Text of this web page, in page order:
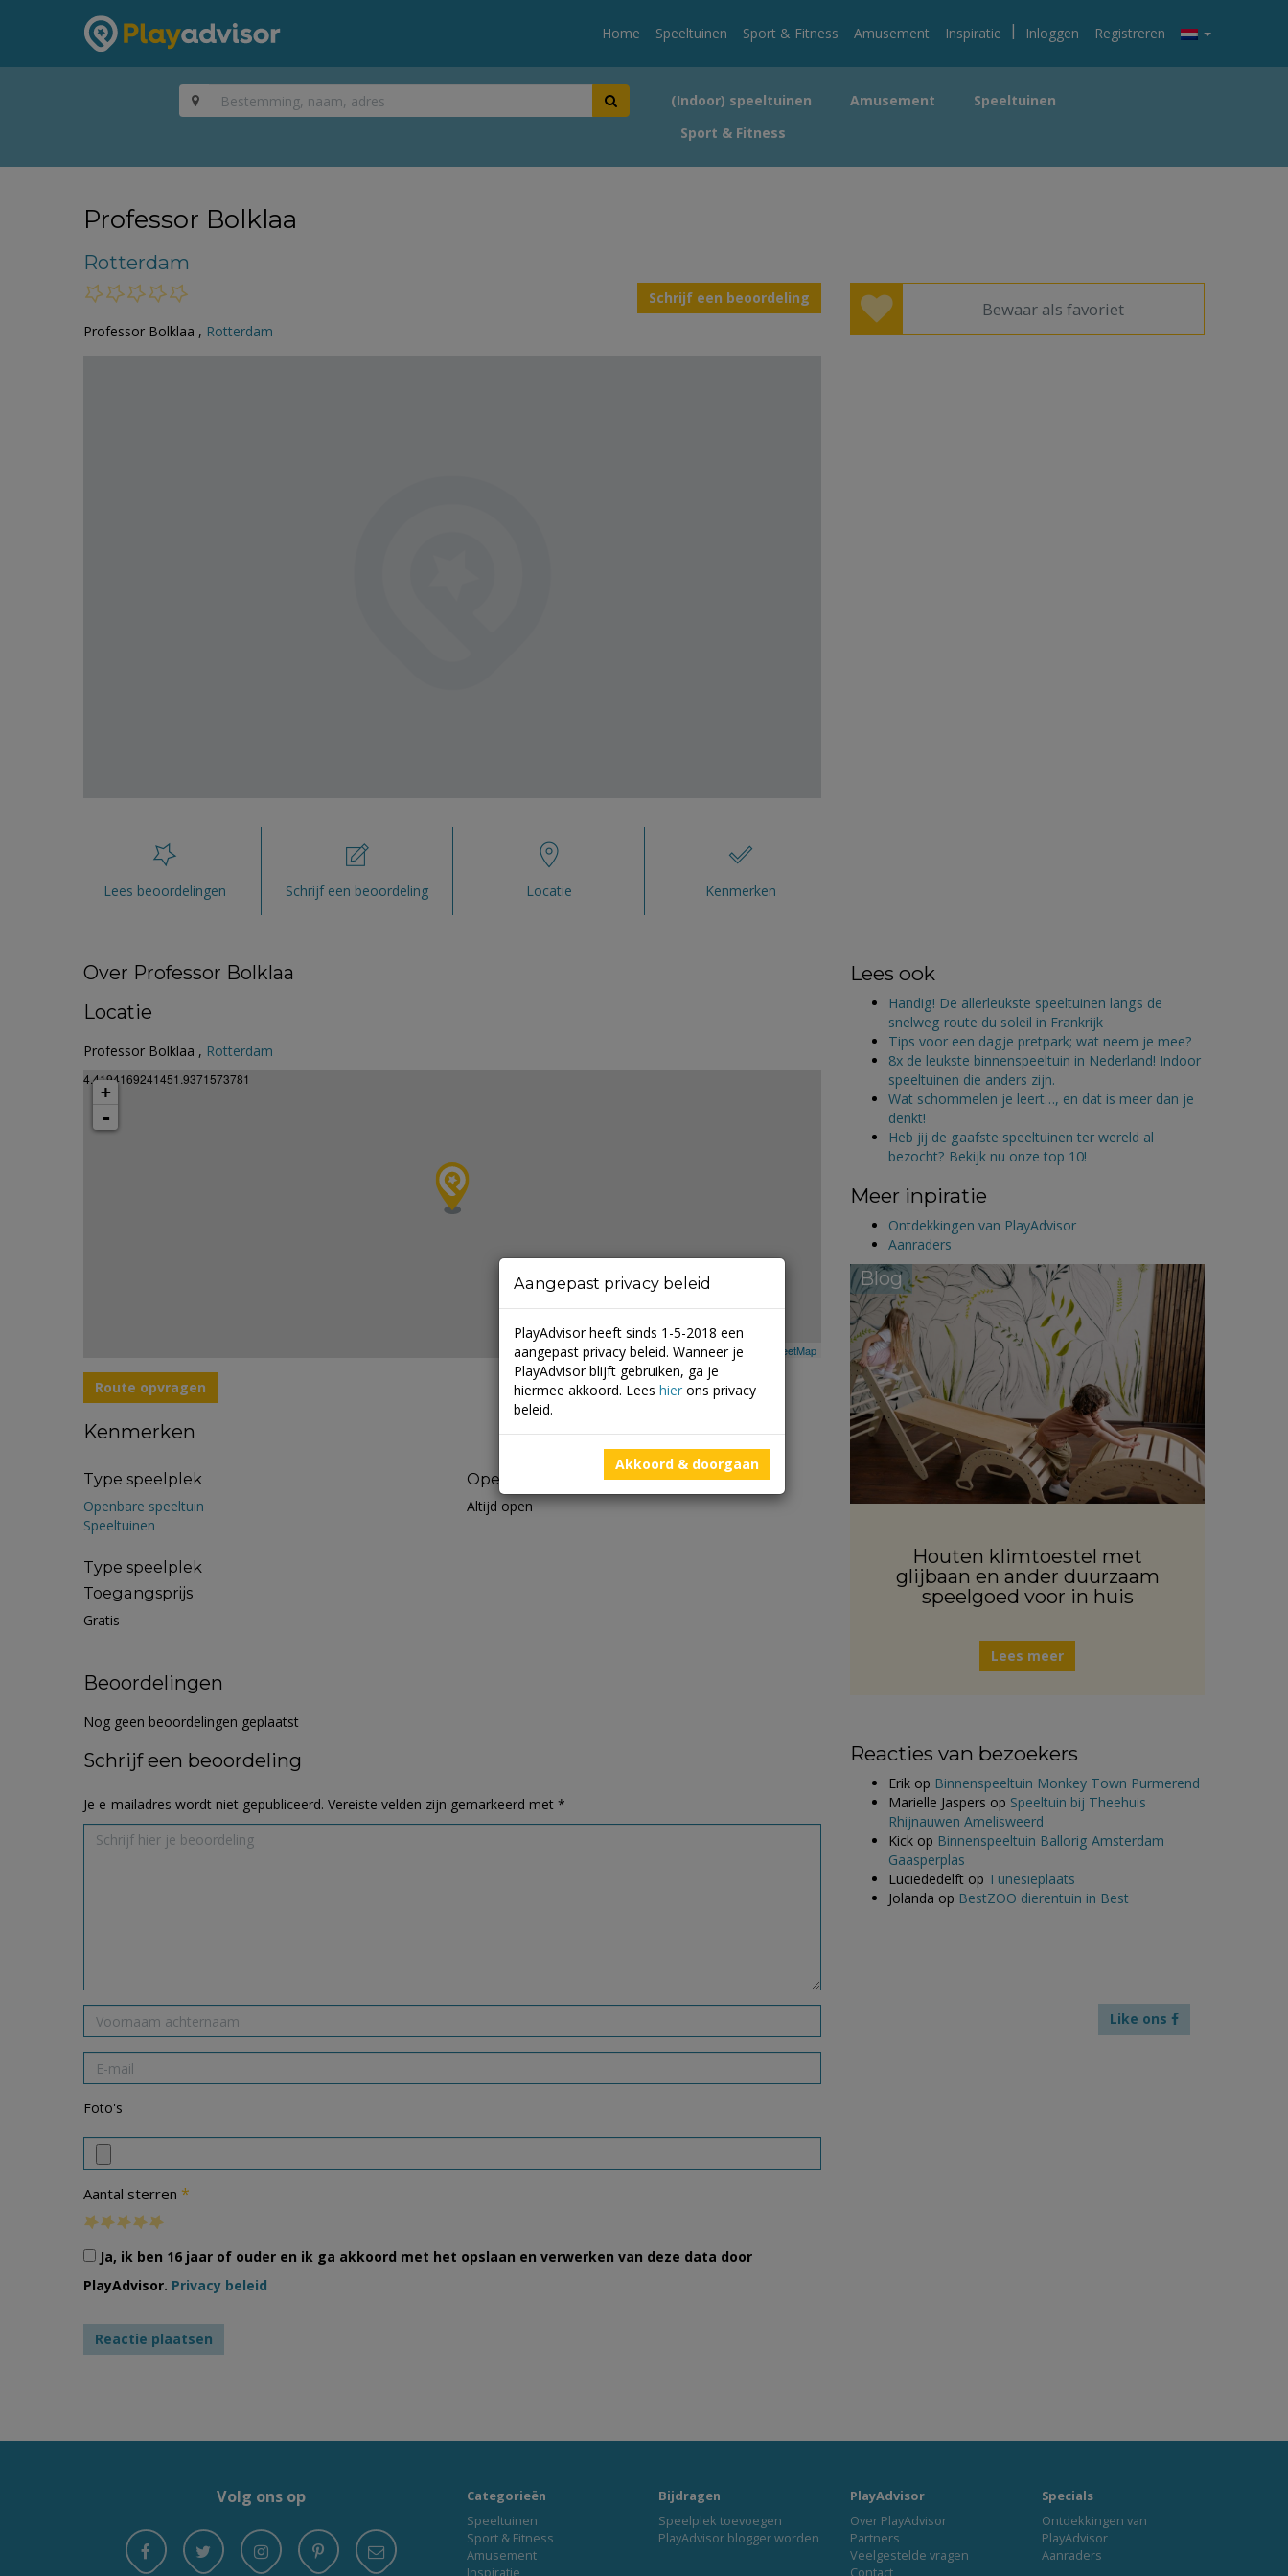
Home Speeltuinen Sport & Fitness Amusement Inspiratie | Inloggen Registreren
(Indoor) speeltuinen Amusement
Speeltuinen
Sport & Fitness
Professor Bolklaa
Rotterdam
Schrijf een beoordeling
Professor Bolklaa , Rotterdam
Bewaar als favoriet
Lees beoordelingen Schrijf een beoordeling Locatie Kenmerken
Over Professor Bolklaa
Locatie
Professor Bolklaa , Rotterdam
4.4194169241451.9371573781
+
-
Leaflet | ©Mapbox © OpenStreetMap
Route opvragen
Kenmerken
Type speelplek
Openbare speeltuin
Speeltuinen
Type speelplek
Toegangsprijs
Gratis
Openingstijden
Altijd open
Beoordelingen
Nog geen beoordelingen geplaatst
Schrijf een beoordeling
Je e-mailadres wordt niet gepubliceerd. Vereiste velden zijn gemarkeerd met *
Foto's
Aantal sterren *
Ja, ik ben 16 jaar of ouder en ik ga akkoord met het opslaan en verwerken van deze data door
PlayAdvisor. Privacy beleid
Lees ook
Handig! De allerleukste speeltuinen langs de
snelweg route du soleil in Frankrijk
Tips voor een dagje pretpark; wat neem je mee?
8x de leukste binnenspeeltuin in Nederland! Indoor
speeltuinen die anders zijn.
Wat schommelen je leert…, en dat is meer dan je
denkt!
Heb jij de gaafste speeltuinen ter wereld al
bezocht? Bekijk nu onze top 10!
Meer inpiratie
Ontdekkingen van PlayAdvisor
Aanraders
Blog
Houten klimtoestel met
glijbaan en ander duurzaam
speelgoed voor in huis
Lees meer
Reacties van bezoekers
Erik op Binnenspeeltuin Monkey Town Purmerend
Marielle Jaspers op Speeltuin bij Theehuis
Rhijnauwen Amelisweerd
Kick op Binnenspeeltuin Ballorig Amsterdam
Gaasperplas
Luciededelft op Tunesiëplaats
Jolanda op BestZOO dierentuin in Best
Like ons
Volg ons op
Categorieën
Speeltuinen
Sport & Fitness
Amusement
Inspiratie
Bijdragen
Speelplek toevoegen
PlayAdvisor blogger worden
PlayAdvisor
Over PlayAdvisor
Partners
Veelgestelde vragen
Contact
Specials
Ontdekkingen van
PlayAdvisor
Aanraders
Aangepast privacy beleid
PlayAdvisor heeft sinds 1-5-2018 een
aangepast privacy beleid. Wanneer je
PlayAdvisor blijft gebruiken, ga je
hiermee akkoord. Lees hier ons privacy
beleid.
Akkoord & doorgaan